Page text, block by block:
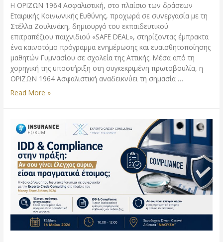
Η ΟΡΙΖΩΝ 1964 Ασφαλιστική, στο πλαίσιο των δράσεων
Εταιρικής Κοινωνικής Ευθύνης, προχωρά σε συνεργασία με τη
Στέλλα Ζουλινάκη, δημιουργό του εκπαιδευτικού
επιτραπέζιου παιχνιδιού «SAFE DEAL», στηρίζοντας έμπρακτα
ένα καινοτόμο πρόγραμμα ενημέρωσης και ευαισθητοποίησης
μαθητών Γυμνασίου σε σχολεία της Αττικής. Μέσα από τη
χορηγική της υποστήριξη στη συγκεκριμένη πρωτοβουλία, η
ΟΡΙΖΩΝ 1964 Ασφαλιστική αναδεικνύει τη σημασία …
Read More »